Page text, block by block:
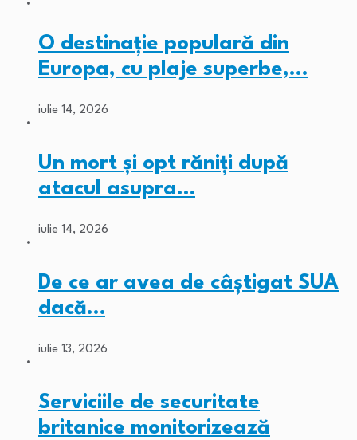
O destinație populară din
Europa, cu plaje superbe,…
iulie 14, 2026
Un mort și opt răniți după
atacul asupra…
iulie 14, 2026
De ce ar avea de câștigat SUA
dacă…
iulie 13, 2026
Serviciile de securitate
britanice monitorizează